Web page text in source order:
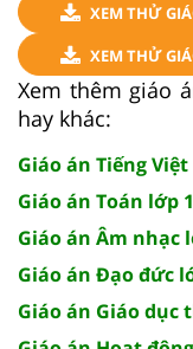
XEM THỬ
XEM THỬ
Xem thêm giáo
hay khác:
Giáo án Tiếng
Giáo án Toán lớp
Giáo án Âm nhạc
Giáo án Đạo đức
Giáo án Giáo dục